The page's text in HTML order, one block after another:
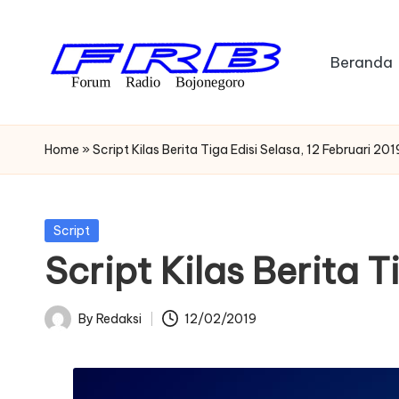
F
o
u
m
R
Radio
Bojonegoro
Beranda
Home » Script Kilas Berita Tiga Edisi Selasa, 12 Februari
Posted
Script
Script Kilas Berita
Posted
By Redaksi 12/02/2019